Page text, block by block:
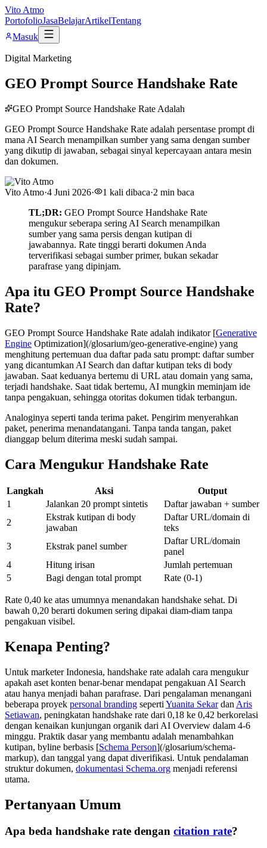
Vito Atmo
PortofolioJasaBelajarArtikelTentang
Masuk
Digital Marketing
GEO Prompt Source Handshake Rate
GEO Prompt Source Handshake Rate Adalah
GEO Prompt Source Handshake Rate adalah persentase prompt di
mana AI Search menampilkan sumber yang sama dengan sumber
yang dikutip di jawaban, sebagai sinyal kepercayaan antara mesin
dan dokumen.
Vito Atmo·4 Juni 2026· 1 kali dibaca·2 min baca
TL;DR: GEO Prompt Source Handshake Rate
mengukur seberapa sering AI Search menampilkan
sumber yang sama persis dengan kutipan di
jawabannya. Rate tinggi berarti dokumen Anda
terverifikasi sebagai sumber primer, bukan sekadar
parafrase yang dipinjam.
Apa itu GEO Prompt Source Handshake
Rate?
GEO Prompt Source Handshake Rate adalah indikator [Generative
Engine Optimization](/glosarium/geo-generative-engine) yang
menghitung pertemuan dua daftar pada satu prompt: daftar sumber
yang dicantumkan AI Search dan daftar kutipan teks di body
jawaban. Saat keduanya bertemu di URL atau domain yang sama,
terjadi handshake. Saat tidak bertemu, AI mungkin meminjam ide
tanpa pengakuan, sehingga otoritas dokumen tidak terbangun.
Analoginya seperti tanda terima paket. Pengirim menyerahkan
paket, penerima menandatangani. Tanpa tanda tangan, paket
dianggap belum diterima meski sudah sampai.
Cara Mengukur Handshake Rate
Langkah Aksi
Output
1
Jalankan 20 prompt sintetis
Daftar jawaban + sumber
2
Ekstrak kutipan di body
jawaban
Daftar URL/domain di
teks
3
Ekstrak panel sumber
Daftar URL/domain
panel
4
Hitung irisan
Jumlah pertemuan
5
Bagi dengan total prompt Rate (0-1)
Rate 0,40 ke atas umumnya menandakan handshake sehat. Di
bawah 0,20 berarti dokumen sering dipakai diam-diam tanpa
pengakuan visibel.
Kenapa Penting?
Untuk marketer Indonesia, handshake rate adalah cara mengukur
apakah aset konten benar-benar mendapat pengakuan AI Search
atau hanya menjadi bahan parafrase. Dari pengalaman menangani
beberapa proyek personal branding seperti Yuanita Sekardan Aris
Setiawan, peningkatan handshake rate dari 0,18 ke 0,42 berkorelasi
dengan kenaikan kunjungan organik dari AI Overview dalam 4-6
minggu. Praktik dasar yang membantu adalah menambahkan
kutipan, byline berbasis [Schema Person](/glosarium/schema-
markup), dan tanggal yang dapat diverifikasi. Untuk pendalaman
struktur dokumen, dokumentasi Schema.org menjadi referensi
utama.
Pertanyaan Umum
Apa beda handshake rate dengan citation rate?